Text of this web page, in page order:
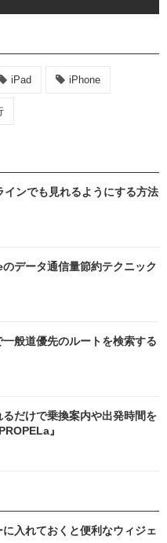
iPad iPhone
ンでも見れるようにする方法
データ通信量節約テクニック
般道優先のルートを検索する
るだけで乗換案内や出発時間を
』
入れておくと便利なウィジェ